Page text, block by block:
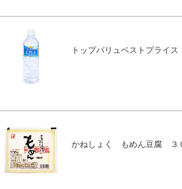
トップバリュベストプライ
かねしょく もめん豆腐 ３